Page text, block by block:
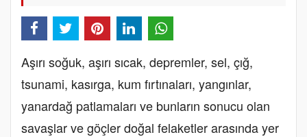
Aşırı soğuk, aşırı sıcak, depremler, sel, çığ,
tsunami, kasırga, kum fırtınaları, yangınlar,
yanardağ patlamaları ve bunların sonucu olan
savaşlar ve göçler doğal felaketler arasında yer